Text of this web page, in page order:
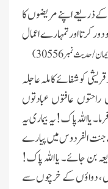
ذریعے اپنے مریضوں کا
کرتا اور تمہارے اعمال
حدیث نمبر 30556)
کو شفائے کاملہ عاجلہ
عافتوں عبادتوں
یا اللہ پاک !یہ بیمار ی یہ
جنت الفردوس میں پیارے
بن جائے۔ یا اللہ پاک!
، دواؤں کے خرچوں سے